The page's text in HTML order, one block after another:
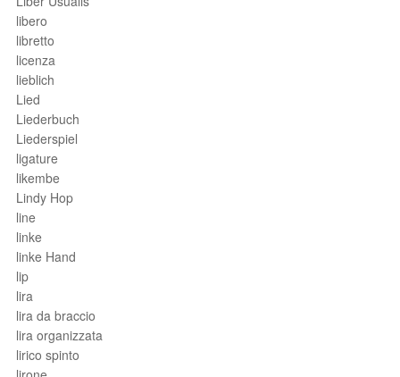
libero
libretto
licenza
lieblich
Lied
Liederbuch
Liederspiel
ligature
likembe
Lindy Hop
line
linke
linke Hand
lip
lira
lira da braccio
lira organizzata
lirico spinto